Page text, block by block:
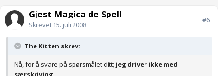
Gjest Magica de Spell
Skrevet 15. juli 2008
#6
The Kitten skrev:
Nå, for å svare på spørsmålet ditt; jeg driver ikke med
særskriving.